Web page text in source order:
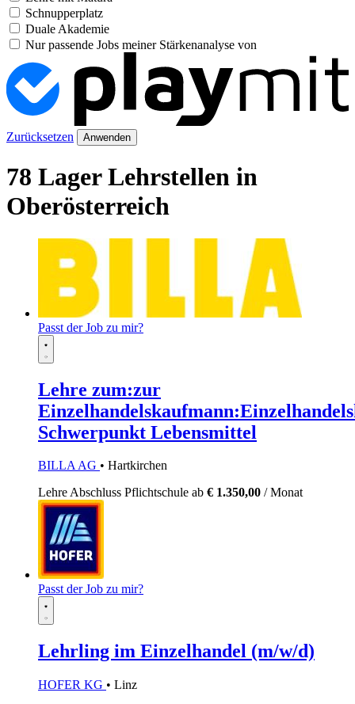
Schnupperplatz
Duale Akademie
Nur passende Jobs meiner Stärkenanalyse von
Zurücksetzen Anwenden
78 Lager Lehrstellen in
Oberösterreich
Passt der Job zu mir?
Lehre zum:zur
Schwerpunkt Lebensmittel
BILLA AG • Hartkirchen
LehreAbschluss Pflichtschule ab € 1.350,00 / Monat
Passt der Job zu mir?
Lehrling im Einzelhandel (m/w/d)
HOFER KG • Linz